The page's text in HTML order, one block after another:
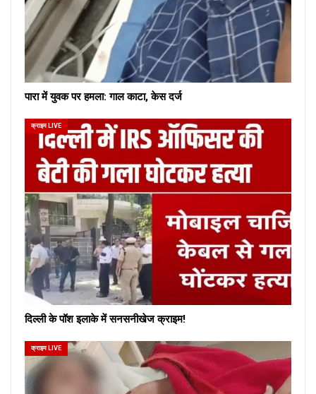
पारा में युवक पर हमला: गाल काटा, केस दर्ज
क्राइम LIVE
दिल्ली के पॉश इलाके में सनसनीखेज क्राइम!
क्राइम LIVE